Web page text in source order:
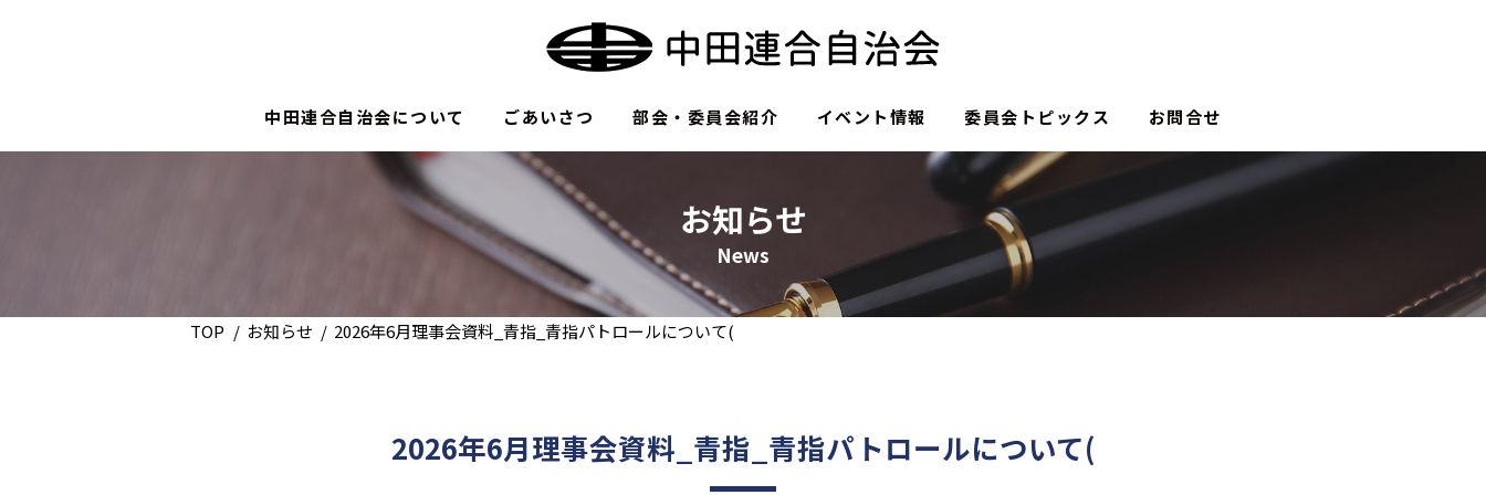
中田連合自治会について ごあいさつ 部会・委員会紹介 イベント情報 委員会トピックス お問合せ
お知らせ
News
TOP お知らせ 2026年6月理事会資料_青指_青指パトロールについて(
2026年6月理事会資料_青指_青指パトロールについて(